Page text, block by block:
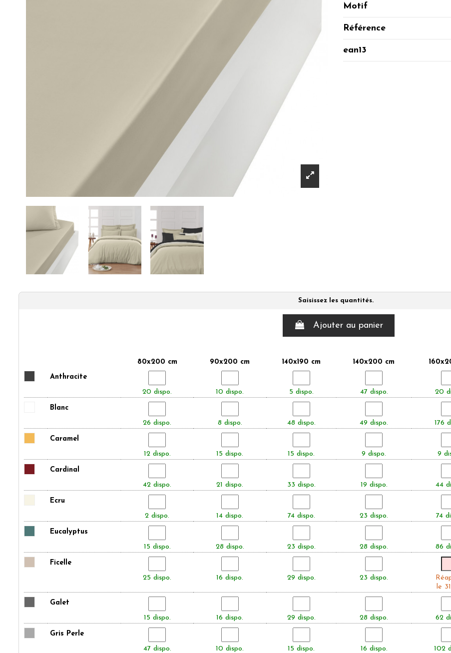
Motif
Référence
ean13
Saisissez les quantités.
Ajouter au panier
80x200 cm 90x200 cm 140x190 cm 140x200 cm
Anthracite
20 dispo.
10 dispo. 5 dispo. 47 dispo. 20
Blanc
26 dispo.
8 dispo. 48 dispo. 49 dispo. 176
Caramel
12 dispo.
15 dispo. 15 dispo. 9 dispo. 9
Cardinal
42 dispo.
21 dispo. 33 dispo. 19 dispo. 44
Ecru
2 dispo.
14 dispo. 74 dispo. 23 dispo. 74
Eucalyptus
15 dispo.
28 dispo. 23 dispo. 28 dispo. 86
Ficelle
25 dispo.
16 dispo. 29 dispo. 23 dispo.
le
Galet
15 dispo.
16 dispo. 29 dispo. 28 dispo. 62
Gris Perle
47 dispo.
10 dispo. 15 dispo. 16 dispo. 102